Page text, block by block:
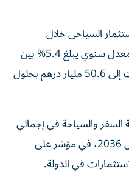
السياحي خلال
السنوات المقبلة، مع توقع نموه بمعدل سنوي يبلغ 5.4% بين
2026 و2036، لتصل الاستثمارات إلى 50.6 مليار درهم بحلول
السفر والسياحة في إجمالي
الاستثمار الوطني إلى 5.5% بحلول 2036، في مؤشر على
في الدولة.